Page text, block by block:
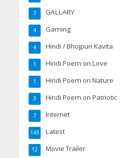
GALLARY
7
Gaming
4
Hindi / Bhojpuri Kavita
4
Hindi Poem on Love
1
Hindi Poem on Nature
1
Hindi Poem on Patriotic
3
Internet
7
Latest
143
Movie Trailer
12